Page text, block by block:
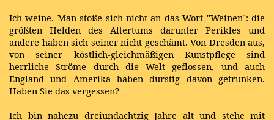
Ich weine. Man stoße sich nicht an das Wort "Weinen": die
größten Helden des Altertums darunter Perikles und
andere haben sich seiner nicht geschämt. Von Dresden aus,
von seiner köstlich-gleichmäßigen Kunstpflege sind
herrliche Ströme durch die Welt geflossen, und auch
England und Amerika haben durstig davon getrunken.
Haben Sie das vergessen?
Ich bin nahezu dreiundachtzig Jahre alt und stehe mit